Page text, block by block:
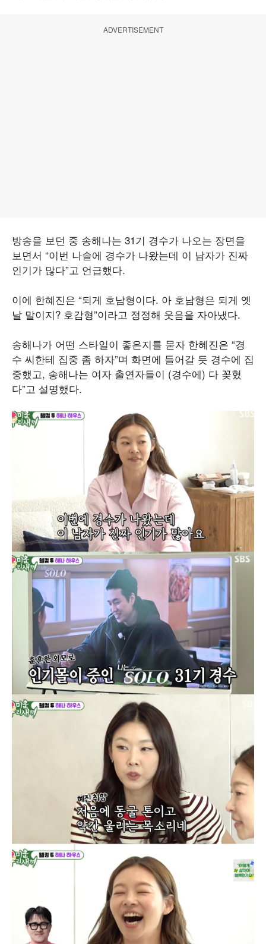
ADVERTISEMENT
방송을 보던 중 송해나는 31기 경수가 나오는 장면을
보면서 “이번 나솔에 경수가 나왔는데 이 남자가 진짜
인기가 많다”고 언급했다.
이에 한혜진은 “되게 호남형이다. 아 호남형은 되게 옛
날 말이지? 호감형”이라고 정정해 웃음을 자아냈다.
송해나가 어떤 스타일이 좋은지를 묻자 한혜진은 “경
수 씨한테 집중 좀 하자”며 화면에 들어갈 듯 경수에 집
중했고, 송해나는 여자 출연자들이 (경수에) 다 꽂혔
다”고 설명했다.